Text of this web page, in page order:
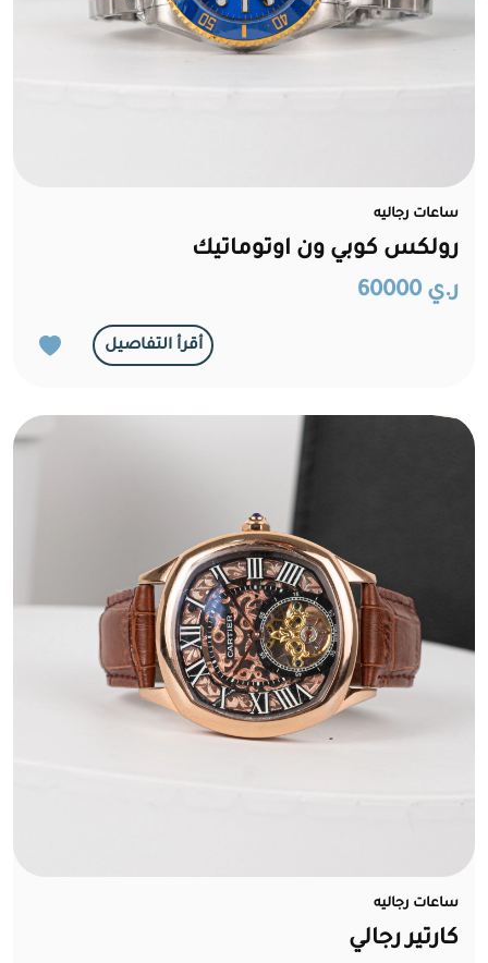
ساعات رجاليه
رولكس كوبي ون اوتوماتيك
ر.ي 60000
أقرأ التفاصيل
ساعات رجاليه
كارتير رجالي